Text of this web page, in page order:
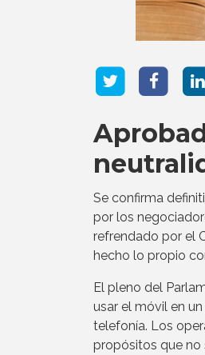
Se confirma
por los
refrendado por el
hecho lo propio
El pleno del
usar el móvil en
telefonía. Los
propósitos que no